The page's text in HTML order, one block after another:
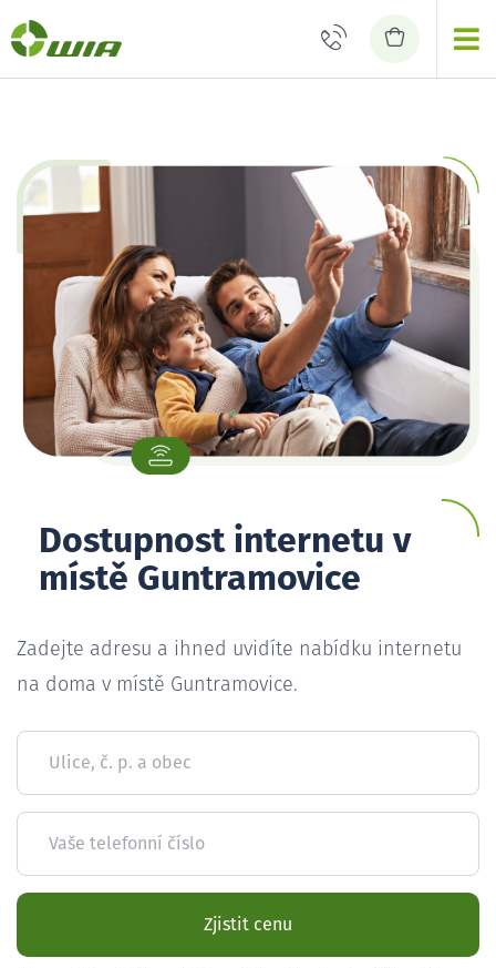
Dostupnost internetu v
místě Guntramovice
Zadejte adresu a ihned uvidíte nabídku internetu
na doma v místě Guntramovice.
Ulice, č. p. a obec
Vaše telefonní číslo
Zjistit cenu